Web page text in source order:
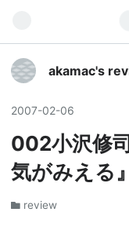
akamac's
2007-02-06
002小沢修
気がみえる』
review